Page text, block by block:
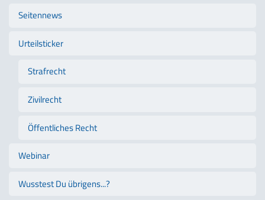
Seitennews
Urteilsticker
Strafrecht
Zivilrecht
Öffentliches Recht
Webinar
Wusstest Du übrigens...?